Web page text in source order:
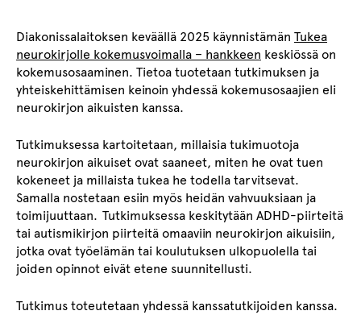
Diakonissalaitoksen keväällä 2025 käynnistämän Tukea
neurokirjolle kokemusvoimalla – hankkeen keskiössä on
kokemusosaaminen. Tietoa tuotetaan tutkimuksen ja
yhteiskehittämisen keinoin yhdessä kokemusosaajien eli
neurokirjon aikuisten kanssa.
Tutkimuksessa kartoitetaan, millaisia tukimuotoja
neurokirjon aikuiset ovat saaneet, miten he ovat tuen
kokeneet ja millaista tukea he todella tarvitsevat.
Samalla nostetaan esiin myös heidän vahvuuksiaan ja
toimijuuttaan. Tutkimuksessa keskitytään ADHD-piirteitä
tai autismikirjon piirteitä omaaviin neurokirjon aikuisiin,
jotka ovat työelämän tai koulutuksen ulkopuolella tai
joiden opinnot eivät etene suunnitellusti.
Tutkimus toteutetaan yhdessä kanssatutkijoiden kanssa.